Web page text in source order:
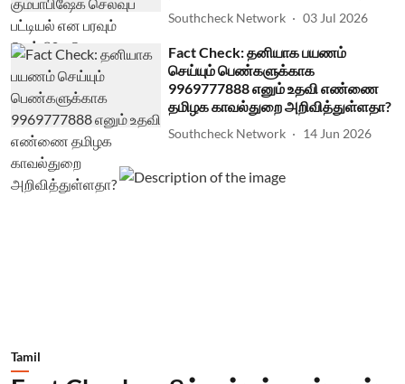
Southcheck Network 03 Jul 2026
Fact Check: தனியாக பயணம்
செய்யும் பெண்களுக்காக
9969777888 எனும் உதவி எண்ணை
தமிழக காவல்துறை அறிவித்துள்ளதா?
Southcheck Network 14 Jun 2026
Tamil